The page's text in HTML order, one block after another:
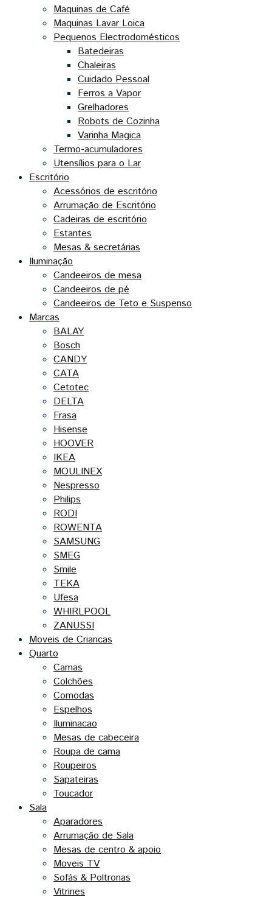
Maquinas de Café
Maquinas Lavar Loica
Pequenos Electrodomésticos
Batedeiras
Chaleiras
Cuidado Pessoal
Ferros a Vapor
Grelhadores
Robots de Cozinha
Varinha Magica
Termo-acumuladores
Utensílios para o Lar
Escritório
Acessórios de escritório
Arrumação de Escritório
Cadeiras de escritório
Estantes
Mesas & secretárias
Iluminação
Candeeiros de mesa
Candeeiros de pé
Candeeiros de Teto e Suspenso
Marcas
BALAY
Bosch
CANDY
CATA
Cetotec
DELTA
Frasa
Hisense
HOOVER
IKEA
MOULINEX
Nespresso
Philips
RODI
ROWENTA
SAMSUNG
SMEG
Smile
TEKA
Ufesa
WHIRLPOOL
ZANUSSI
Moveis de Criancas
Quarto
Camas
Colchões
Comodas
Espelhos
Iluminacao
Mesas de cabeceira
Roupa de cama
Roupeiros
Sapateiras
Toucador
Sala
Aparadores
Arrumação de Sala
Mesas de centro & apoio
Moveis TV
Sofás & Poltronas
Vitrines